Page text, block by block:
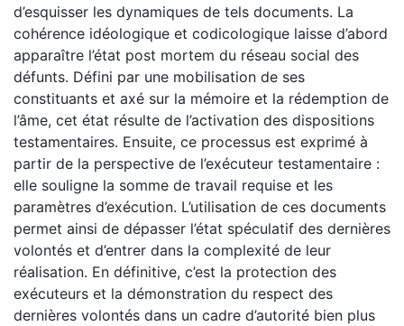
d’esquisser les dynamiques de tels documents. La
cohérence idéologique et codicologique laisse d’abord
apparaître l’état post mortem du réseau social des
défunts. Défini par une mobilisation de ses
constituants et axé sur la mémoire et la rédemption de
l’âme, cet état résulte de l’activation des dispositions
testamentaires. Ensuite, ce processus est exprimé à
partir de la perspective de l’exécuteur testamentaire :
elle souligne la somme de travail requise et les
paramètres d’exécution. L’utilisation de ces documents
permet ainsi de dépasser l’état spéculatif des dernières
volontés et d’entrer dans la complexité de leur
réalisation. En définitive, c’est la protection des
exécuteurs et la démonstration du respect des
dernières volontés dans un cadre d’autorité bien plus